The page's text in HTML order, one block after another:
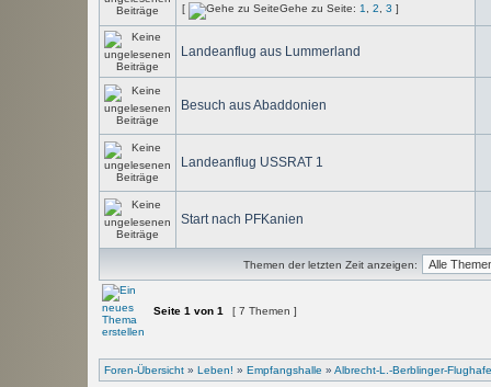
[
Gehe zu Seite: 1 2 3 ]
Landeanflug aus Lummerland
Besuch aus Abaddonien
Landeanflug USSRAT 1
Start nach PFKanien
Themen der letzten Zeit anzeigen:
Seite 1 von 1 [ 7 Themen ]
Foren-Übersicht » Leben! » Empfangshalle » Albrecht-L.-Berblinger-